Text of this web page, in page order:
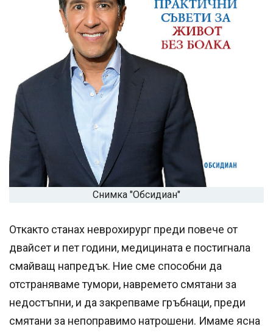
Снимка "Обсидиан"
Откакто станах неврохирург преди повече от
двайсет и пет години, медицината е постигнала
смайващ напредък. Ние сме способни да
отстраняваме тумори, навремето смятани за
недостъпни, и да закрепваме гръбнаци, преди
смятани за непоправимо натрошени. Имаме ясна